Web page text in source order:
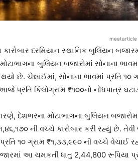
meetarticle
દરમિયાન સ્થાનિક બુલિયન
બુલિયન બજારોમાં સોનાના
થયો છે. ચેન્નાઈમાં, સોનાના ભાવમાં પ્રતિ
પ્રતિ કિલોગ્રામ ₹૧૦૦નો નોંધપાત્ર
દેશભરના મોટાભાગના બુલિયન
ની વચ્ચે કારોબાર કરી રહ્યું છે.
૧૦ ગ્રામ ₹૧,૩૩,૯૯૦ ની વચ્ચે વેચાઈ
આ ચમકતી ધાતુ 2,44,800 રૂપિયા